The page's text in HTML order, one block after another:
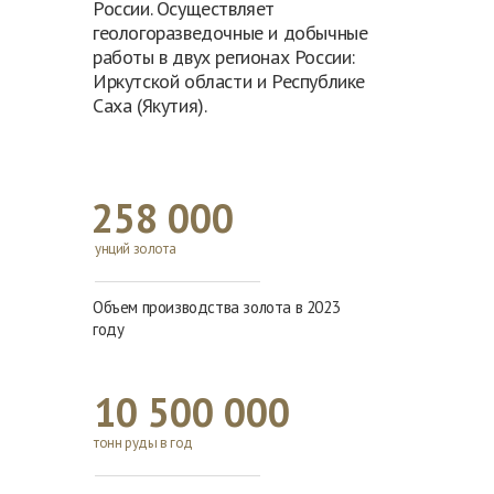
России. Осуществляет
геологоразведочные и добычные
работы в двух регионах России:
Иркутской области и Республике
Саха (Якутия).
258 000
Объем производства золота в 2023
году
унций золота
10 500 000
тонн руды в год